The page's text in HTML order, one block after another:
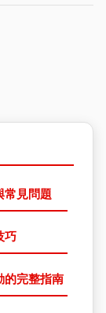
常見問題
巧
的完整指南